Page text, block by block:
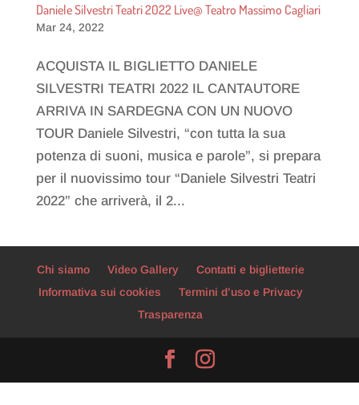
Daniele Silvestri Teatri 2022 Live@ Teatro Massimo Cagliari
Mar 24, 2022
ACQUISTA IL BIGLIETTO DANIELE
SILVESTRI TEATRI 2022 IL CANTAUTORE
ARRIVA IN SARDEGNA CON UN NUOVO
TOUR Daniele Silvestri, “con tutta la sua
potenza di suoni, musica e parole”, si prepara
per il nuovissimo tour “Daniele Silvestri Teatri
2022” che arriverà, il 2...
Chi siamo Video Gallery
Contatti e biglietterie
Informativa sui cookies
Termini d’uso e Privacy
Trasparenza